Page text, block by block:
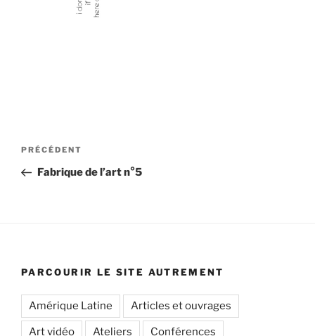
Navigation
l’article
Article
précédent
PRÉCÉDENT
Fabrique de l’art n°5
PARCOURIR LE SITE AUTREMENT
Amérique Latine Articles et ouvrages
Art vidéo Ateliers Conférences